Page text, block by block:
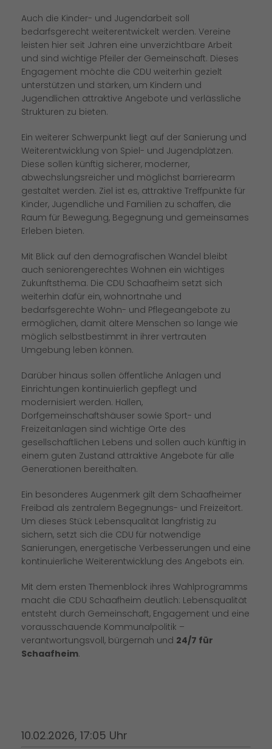
Auch die Kinder- und Jugendarbeit soll
bedarfsgerecht weiterentwickelt werden. Vereine
leisten hier seit Jahren eine unverzichtbare Arbeit
und sind wichtige Pfeiler der Gemeinschaft. Dieses
Engagement möchte die CDU weiterhin gezielt
unterstützen und stärken, um Kindern und
Jugendlichen attraktive Angebote und verlässliche
Strukturen zu bieten.
Ein weiterer Schwerpunkt liegt auf der Sanierung und
Weiterentwicklung von Spiel- und Jugendplätzen.
Diese sollen künftig sicherer, moderner,
abwechslungsreicher und möglichst barrierearm
gestaltet werden. Ziel ist es, attraktive Treffpunkte für
Kinder, Jugendliche und Familien zu schaffen, die
Raum für Bewegung, Begegnung und gemeinsames
Erleben bieten.
Mit Blick auf den demografischen Wandel bleibt
auch seniorengerechtes Wohnen ein wichtiges
Zukunftsthema. Die CDU Schaafheim setzt sich
weiterhin dafür ein, wohnortnahe und
bedarfsgerechte Wohn- und Pflegeangebote zu
ermöglichen, damit ältere Menschen so lange wie
möglich selbstbestimmt in ihrer vertrauten
Umgebung leben können.
Darüber hinaus sollen öffentliche Anlagen und
Einrichtungen kontinuierlich gepflegt und
modernisiert werden. Hallen,
Dorfgemeinschaftshäuser sowie Sport- und
Freizeitanlagen sind wichtige Orte des
gesellschaftlichen Lebens und sollen auch künftig in
einem guten Zustand attraktive Angebote für alle
Generationen bereithalten.
Ein besonderes Augenmerk gilt dem Schaafheimer
Freibad als zentralem Begegnungs- und Freizeitort.
Um dieses Stück Lebensqualität langfristig zu
sichern, setzt sich die CDU für notwendige
Sanierungen, energetische Verbesserungen und eine
kontinuierliche Weiterentwicklung des Angebots ein.
Mit dem ersten Themenblock ihres Wahlprogramms
macht die CDU Schaafheim deutlich: Lebensqualität
entsteht durch Gemeinschaft, Engagement und eine
vorausschauende Kommunalpolitik –
verantwortungsvoll, bürgernah und 24/7 für
Schaafheim.
10.02.2026, 17:05 Uhr